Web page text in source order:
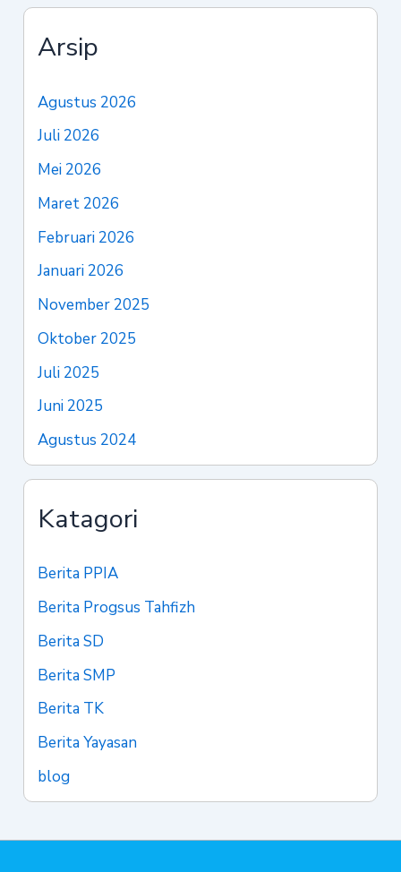
Arsip
Agustus 2026
Juli 2026
Mei 2026
Maret 2026
Februari 2026
Januari 2026
November 2025
Oktober 2025
Juli 2025
Juni 2025
Agustus 2024
Katagori
Berita PPIA
Berita Progsus Tahfizh
Berita SD
Berita SMP
Berita TK
Berita Yayasan
blog